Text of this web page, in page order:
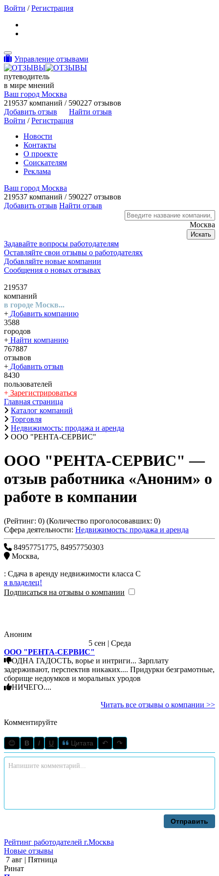
Войти /Регистрация
Toggle navigation
Управление отзывами
путеводитель
в мире мнений
Ваш город Москва
219537 компаний / 590227 отзывов
Добавить отзыв
Найти отзыв
Войти /Регистрация
Новости
Контакты
О проекте
Соискателям
Реклама
Ваш город Москва
219537 компаний / 590227 отзывов
Добавить отзыв Найти отзыв
Москва
Искать
Задавайте вопросы работодателям
Оставляйте свои отзывы о работодателях
Добавляйте новые компании
Сообщения о новых отзывах
219537
компаний
в городе Москв...
+ Добавить компанию
3588
городов
+ Найти компанию
767887
отзывов
+ Добавить отзыв
8430
пользователей
+ Зарегистрироваться
Главная страница
Каталог компаний
Торговля
Недвижимость: продажа и аренда
ООО "РЕНТА-СЕРВИС"
ООО "РЕНТА-СЕРВИС" —
отзыв работника «Аноним» о
работе в компании
(Рейтинг: 0) (Количество проголосовавших: 0)
Сфера деятельности: Недвижимость: продажа и аренда
84957751775, 84957750303
Москва,
: Сдача в аренду недвижимости класса С
я владелец!
Подписаться на отзывы о компании
Аноним
5 сен | Среда
ООО "РЕНТА-СЕРВИС"
ОДНА ГАДОСТЬ, ворье и интриги... Зарплату
задерживают, перспектив никаких.... Придурки безграмотные,
сборище недоумков и моральных уродов
НИЧЕГО....
Читать все отзывы о компании >>
Комментируйте
😊 B I U Цитата ↶ ↷
Отправить
Рейтинг работодателей г.Москва
Новые отзывы
7 авг | Пятница
Ринат